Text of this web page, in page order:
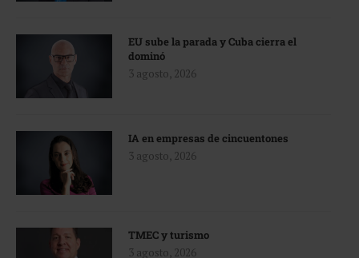
EU sube la parada y Cuba cierra el
dominó
3 agosto, 2026
IA en empresas de cincuentones
3 agosto, 2026
TMEC y turismo
3 agosto, 2026